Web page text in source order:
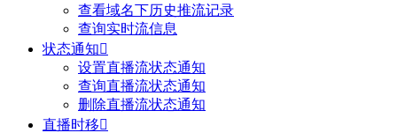
查看域名下历史推流记录
查询实时流信息
状态通知
设置直播流状态通知
查询直播流状态通知
删除直播流状态通知
直播时移